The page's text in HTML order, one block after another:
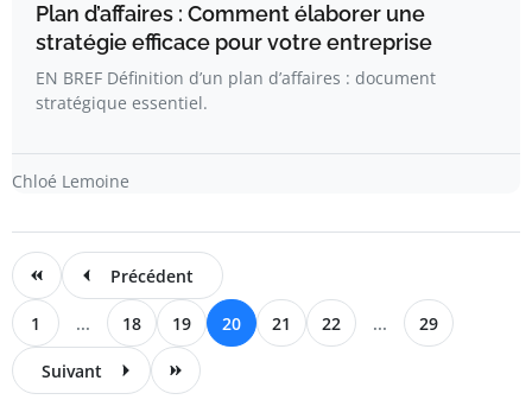
Plan d’affaires : Comment élaborer une
stratégie efficace pour votre entreprise
EN BREF Définition d’un plan d’affaires : document
stratégique essentiel.
Chloé Lemoine
Précédent
1 ... 18 19 20 21 22 ... 29
Suivant